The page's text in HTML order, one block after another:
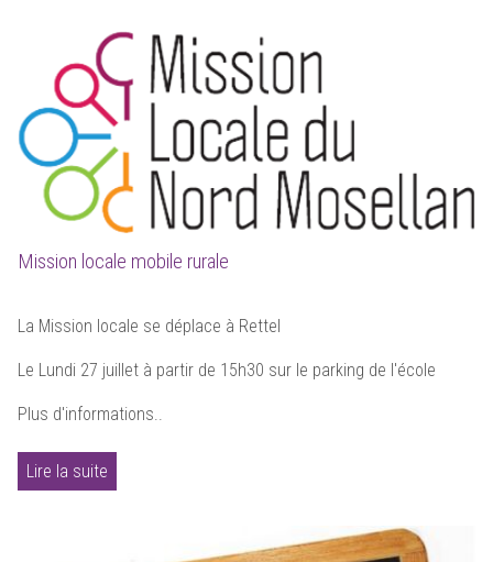
Mission locale mobile rurale
La Mission locale se déplace à Rettel
Le Lundi 27 juillet à partir de 15h30 sur le parking de l'école
Plus d'informations..
Lire la suite